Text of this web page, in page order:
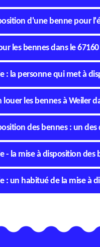
d'une benne pour
les bennes dans le 67160
: la personne qui met à
les bennes à Weiler
des bennes : un
- la mise à disposition
: un habitué de la mise à